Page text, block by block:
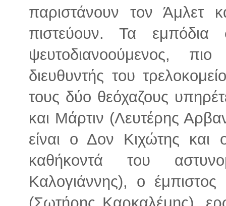
παριστάνουν τον Άμλετ
πιστεύουν. Τα
ψευτοδιανοούμενος,
διευθυντής του
τους δύο θεόχαζους
και Μάρτιν (Λευτέρης
είναι ο Δον Κιχώτης
καθήκοντά του
Καλογιάννης), ο
(Σωτήρης Καρκαλέμης),